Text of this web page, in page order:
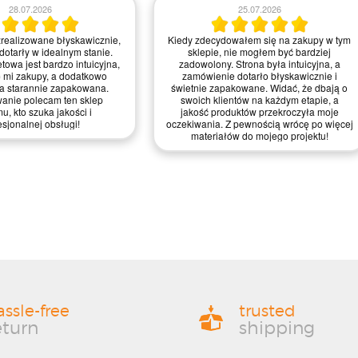
21.07.2026
proste do zrealizowania,
Myślę, że mogliby
szybkość dostawy, ale
zadowolony z jakości
i obsługi – zasługują na
cztery gwiazdki!
16.07.2026
Zakupy w tym sklepie to czysta
przyjemność! Strona jest intuicyjna, a
dostawa błyskawiczna. Każdy element
dotarł w nienaruszonym stanie, świetnie
zabezpieczony. Z pewnością wrócę po
kolejne materiały do mojego wnętrza!
free trusted
shipping